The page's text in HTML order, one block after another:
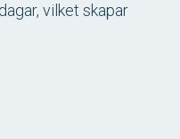
vilket skapar